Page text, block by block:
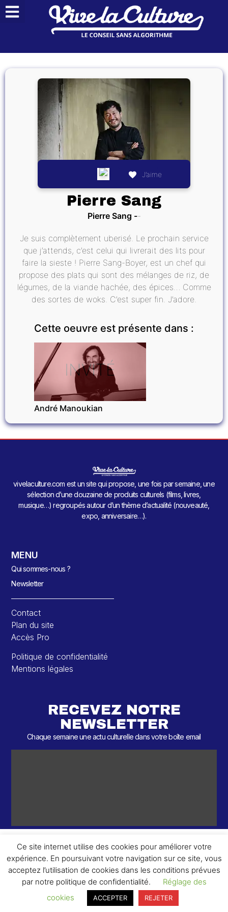
J’aime
Pierre Sang
Pierre Sang
Je suis complètement uberisé. Le prochain service
que j’attends, c’est celui qui livrerait des lits pour
faire la sieste ! Pierre Sang-Boyer, est un chef qui
propose des plats qui sont des mélanges de riz, de
légumes, de la viande hachée, des épices… Comme
des sortes de woks. C’est super fin. J’adore.
Cette oeuvre est présente dans :
INVITÉ
André Manoukian
vivelaculture.com est un site qui propose, une fois par semaine, une
sélection d’une douzaine de produits culturels (films, livres,
musique…) regroupés autour d’un thème d’actualité (nouveauté,
expo, anniversaire…).
MENU
Qui sommes-nous ?
Newsletter
Contact
Plan du site
Accès Pro
Politique de confidentialité
Mentions légales
RECEVEZ NOTRE
NEWSLETTER
Chaque semaine une actu culturelle dans votre boîte email
© 2026 – 2 ème Round – Tous droits réservés.
Ce site internet utilise des cookies pour améliorer votre
expérience. En poursuivant votre navigation sur ce site, vous
acceptez l’utilisation de cookies dans les conditions prévues
par notre politique de confidentialité.
Réglage des
cookies
ACCEPTER REJETER